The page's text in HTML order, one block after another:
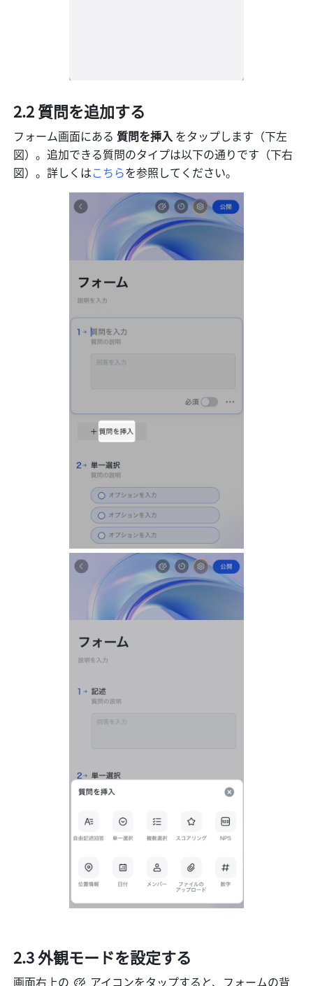
2.2 質問を追加する
フォーム画面にある 質問を挿入 をタップします（下左
図）。追加できる質問のタイプは以下の通りです（下右
図）。詳しくはこちらを参照してください。
2.3 外観モードを設定する
画面右上の アイコンをタップすると、フォームの背